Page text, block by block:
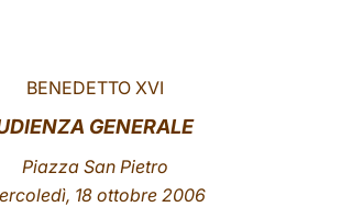
BENEDETTO XVI
GENERALE
Piazza San Pietro
18 ottobre 2006